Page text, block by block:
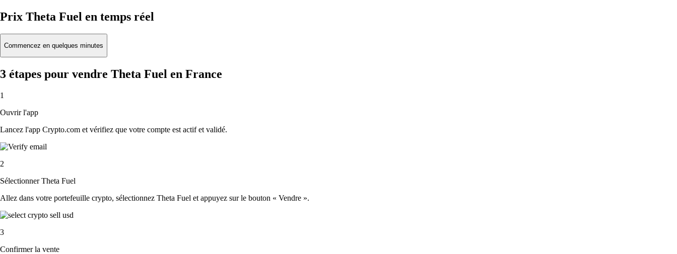
Prix Theta Fuel en temps réel
Commencez en quelques minutes
3 étapes pour vendre Theta Fuel en France
1
Ouvrir l'app
Lancez l'app Crypto.com et vérifiez que votre compte est actif et validé.
2
Sélectionner Theta Fuel
Allez dans votre portefeuille crypto, sélectionnez Theta Fuel et appuyez sur le bouton « Vendre ».
3
Confirmer la vente